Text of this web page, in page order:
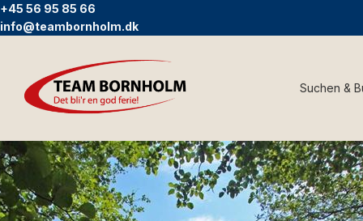
+45 56 95 85 66
info@teambornholm.dk
Suchen &